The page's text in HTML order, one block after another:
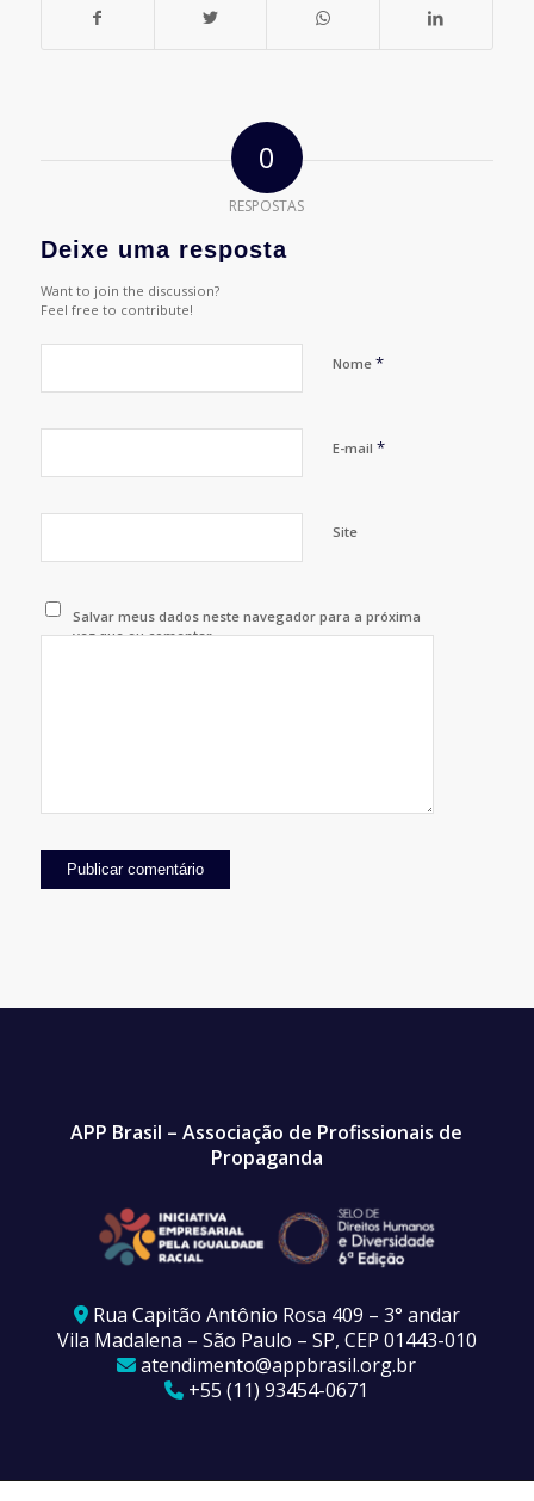
0
RESPOSTAS
Deixe uma resposta
Want to join the discussion?
Feel free to contribute!
Nome *
E-mail *
Site
Salvar meus dados neste navegador para a próxima
vez que eu comentar.
APP Brasil – Associação de Profissionais de
Propaganda
Rua Capitão Antônio Rosa 409 – 3° andar
Vila Madalena – São Paulo – SP, CEP 01443-010
atendimento@appbrasil.org.br
+55 (11) 93454-0671